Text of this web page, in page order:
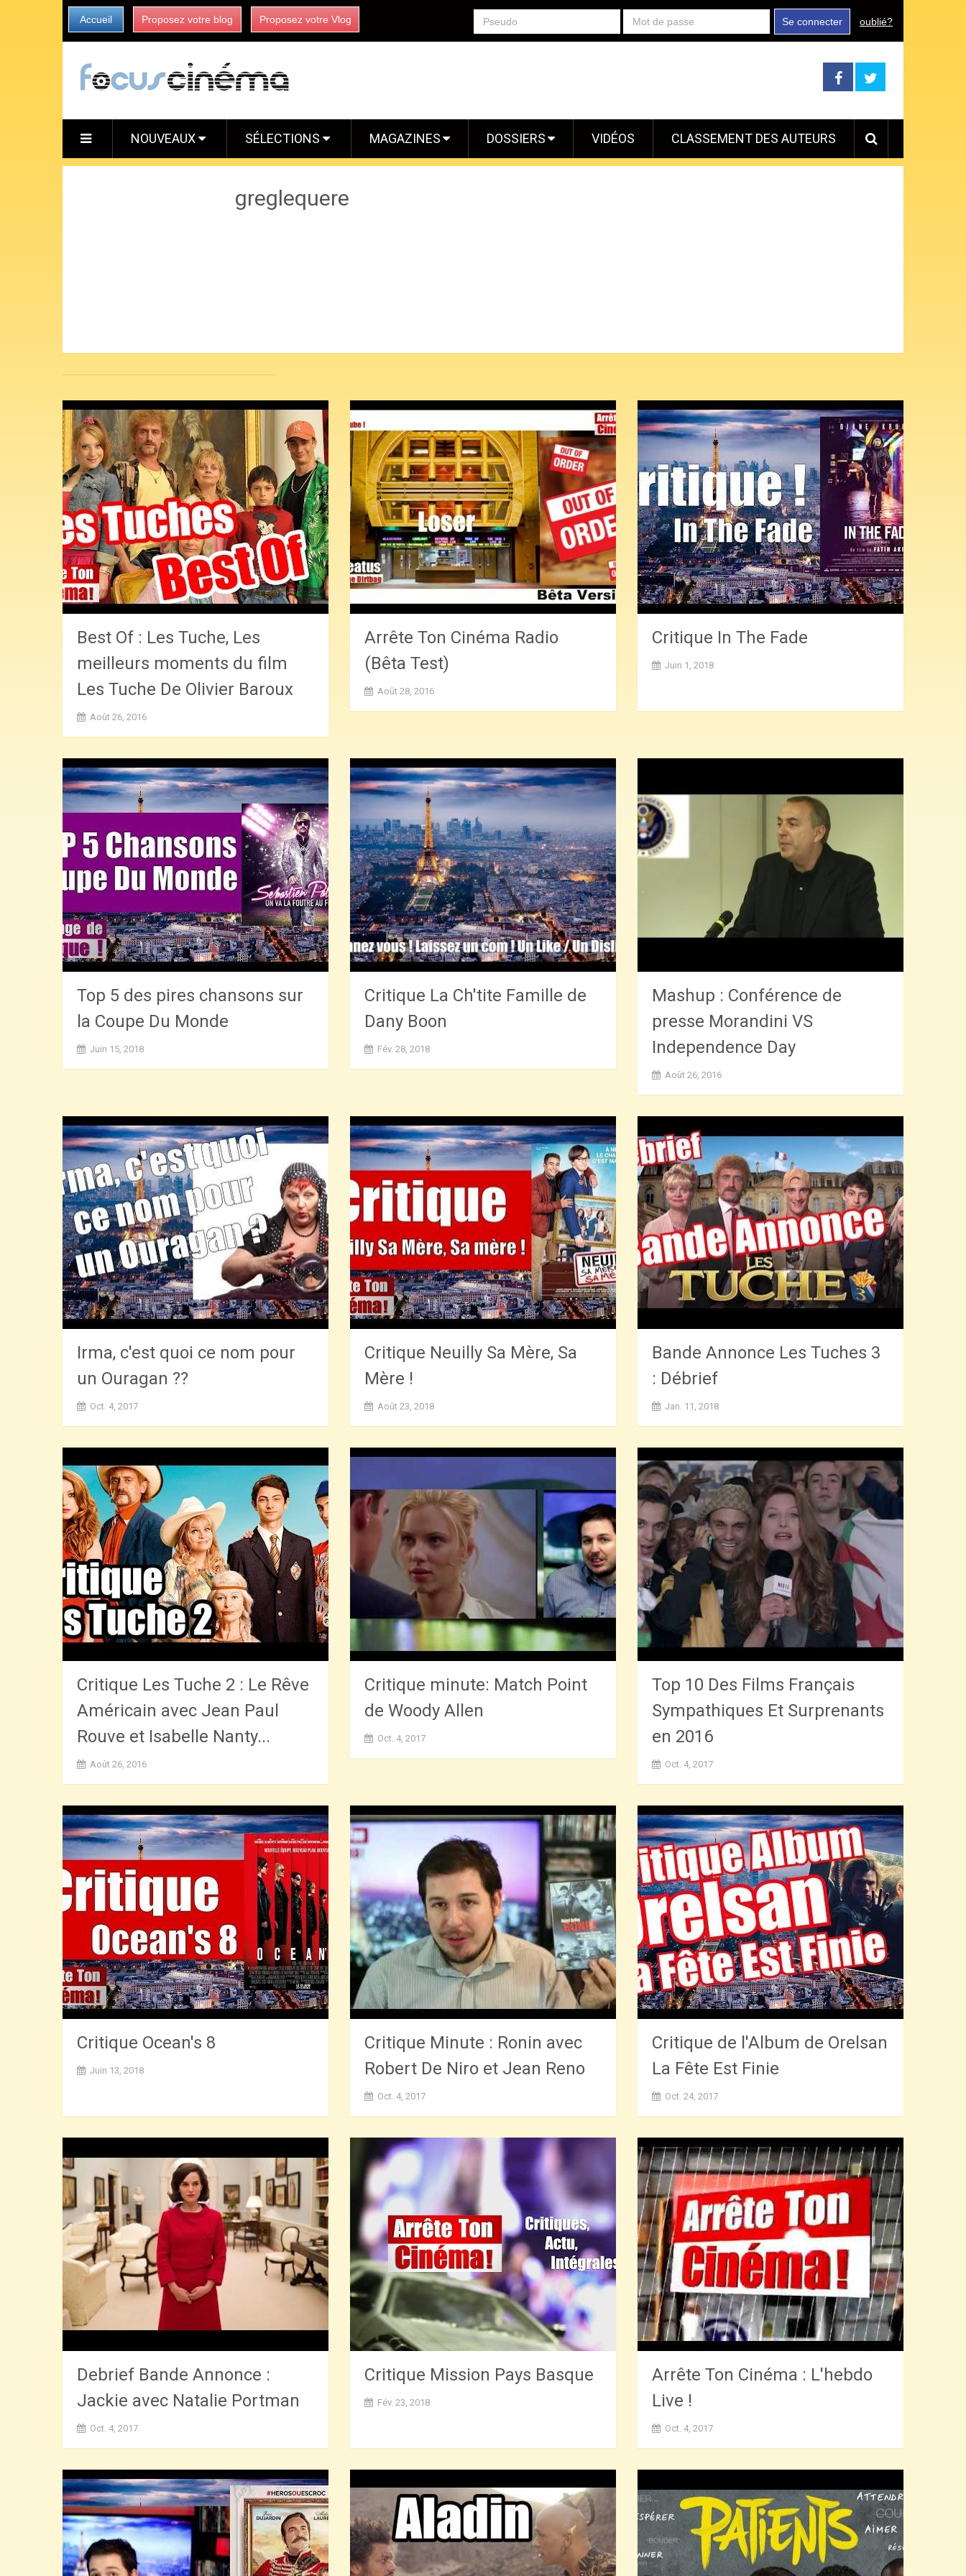
Accueil Proposez votre blog Proposez votre Vlog Se connecter oublié?
NOUVEAUX SÉLECTIONS MAGAZINES DOSSIERS VIDÉOS CLASSEMENT DES AUTEURS
greglequere
Best Of : Les Tuche, Les
meilleurs moments du film
Les Tuche De Olivier Baroux
Août 26, 2016
Arrête Ton Cinéma Radio
(Bêta Test)
Août 28, 2016
Critique In The Fade
Juin 1, 2018
Top 5 des pires chansons sur
la Coupe Du Monde
Juin 15, 2018
Critique La Ch'tite Famille de
Dany Boon
Fév. 28, 2018
Mashup : Conférence de
presse Morandini VS
Independence Day
Août 26, 2016
Irma, c'est quoi ce nom pour
un Ouragan ??
Oct. 4, 2017
Critique Neuilly Sa Mère, Sa
Mère !
Août 23, 2018
Bande Annonce Les Tuches 3
: Débrief
Jan. 11, 2018
Critique Les Tuche 2 : Le Rêve
Américain avec Jean Paul
Rouve et Isabelle Nanty...
Août 26, 2016
Critique minute: Match Point
de Woody Allen
Oct. 4, 2017
Top 10 Des Films Français
Sympathiques Et Surprenants
en 2016
Oct. 4, 2017
Critique Ocean's 8
Juin 13, 2018
Critique Minute : Ronin avec
Robert De Niro et Jean Reno
Oct. 4, 2017
Critique de l'Album de Orelsan
La Fête Est Finie
Oct. 24, 2017
Debrief Bande Annonce :
Jackie avec Natalie Portman
Oct. 4, 2017
Critique Mission Pays Basque
Fév. 23, 2018
Arrête Ton Cinéma : L'hebdo
Live !
Oct. 4, 2017